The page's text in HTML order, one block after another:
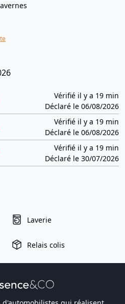
Vérifié il y a 19 min
Déclaré le 06/08/2026
Vérifié il y a 19 min
Déclaré le 06/08/2026
Vérifié il y a 19 min
Déclaré le 30/07/2026
Laverie
Relais colis